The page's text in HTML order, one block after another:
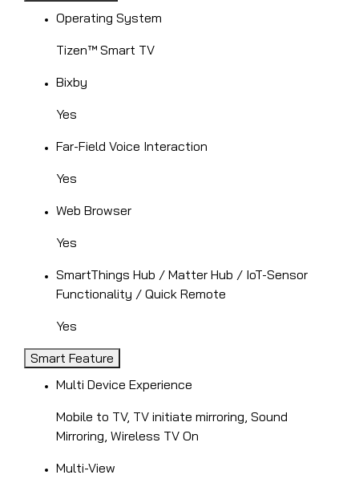
Operating System
Tizen™ Smart TV
Bixby
Yes
Far-Field Voice Interaction
Yes
Web Browser
Yes
SmartThings Hub / Matter Hub / IoT-Sensor
Functionality / Quick Remote
Yes
Smart Feature
Multi Device Experience
Mobile to TV, TV initiate mirroring, Sound
Mirroring, Wireless TV On
Multi-View